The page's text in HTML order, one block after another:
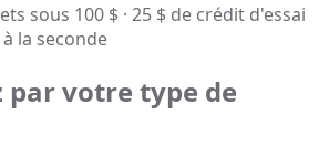
sous 100 $ · 25 $ de crédit d'essai
la seconde
par votre type de